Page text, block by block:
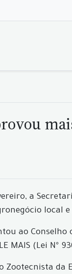
a
local
ao
MAIS (Lei
da